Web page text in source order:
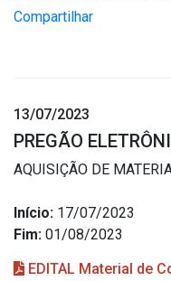
Compartilhar
13/07/2023
PREGÃO
AQUISIÇÃO DE
Início: 17/07/2023
Fim: 01/08/2023
EDITAL Material de